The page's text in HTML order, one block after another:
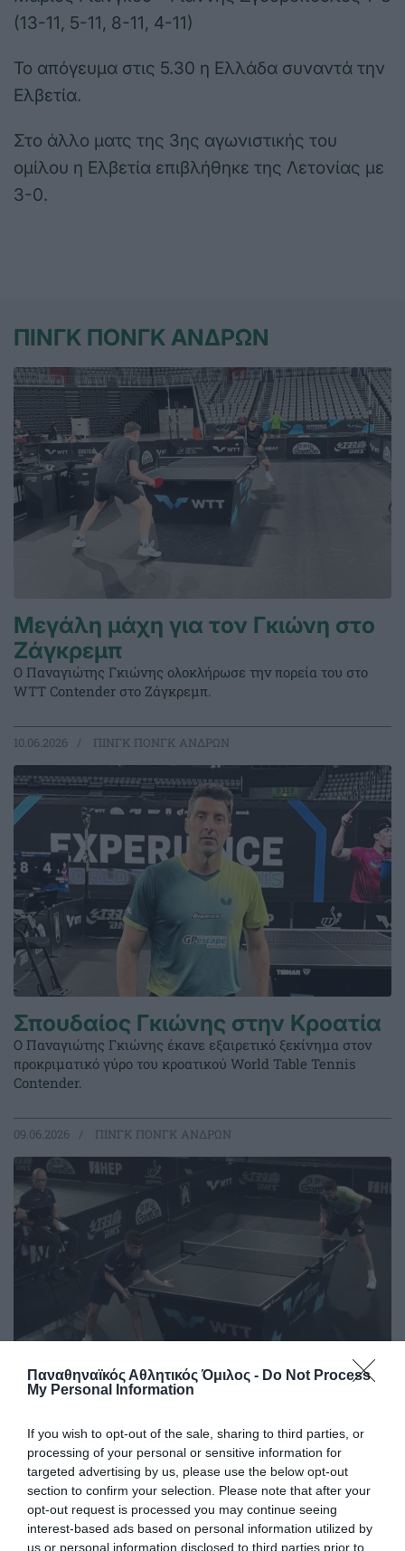
Παναθηναϊκός Αθλητικός Όμιλος - Do Not Process
My Personal Information
If you wish to opt-out of the sale, sharing to third parties, or
processing of your personal or sensitive information for
targeted advertising by us, please use the below opt-out
section to confirm your selection. Please note that after your
opt-out request is processed you may continue seeing
interest-based ads based on personal information utilized by
us or personal information disclosed to third parties prior to
(13-11, 5-11, 8-11, 4-11)
Το απόγευμα στις 5.30 η Ελλάδα συναντά την
Ελβετία.
Στο άλλο ματς της 3ης αγωνιστικής του
ομίλου η Ελβετία επιβλήθηκε της Λετονίας με
3-0.
ΠΙΝΓΚ ΠΟΝΓΚ ΑΝΔΡΩΝ
Μεγάλη μάχη για τον Γκιώνη στο
Ζάγκρεμπ
Ο Παναγιώτης Γκιώνης ολοκλήρωσε την πορεία του στο
WTT Contender στο Ζάγκρεμπ.
10.06.2026 ΠΙΝΓΚ ΠΟΝΓΚ ΑΝΔΡΩΝ
Σπουδαίος Γκιώνης στην Κροατία
Ο Παναγιώτης Γκιώνης έκανε εξαιρετικό ξεκίνημα στον
προκριματικό γύρο του κροατικού World Table Tennis
Contender.
09.06.2026 ΠΙΝΓΚ ΠΟΝΓΚ ΑΝΔΡΩΝ
στην Κροατία
Ο Παναγιώτης Γκιώνης προκρίθηκε στον δεύτερο
προκριματικό γύρο του World Table Tennis Contender του
Ζάγκρεμπ.